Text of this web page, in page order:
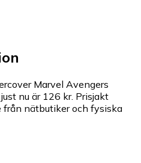
Marvel Avengers
nu är 126 kr. Prisjakt
från nätbutiker och fysiska